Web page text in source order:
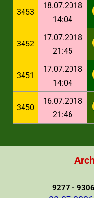
3453
18.07.2018
14:04
3452
17.07.2018
21:45
3451
17.07.2018
14:04
3450
16.07.2018
21:46
9277 - 9306